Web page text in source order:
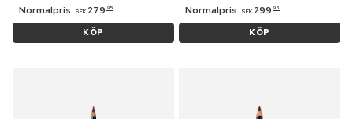
Normalpris: SEK 279 95
KÖP
Normalpris: SEK 299 95
KÖP